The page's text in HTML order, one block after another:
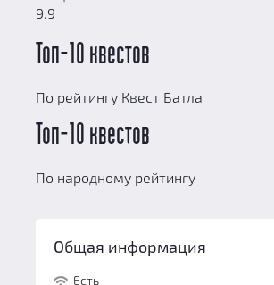
9.9
Топ-10 квестов
По рейтингу Квест Батла
Топ-10 квестов
По народному рейтингу
Общая информация
Есть